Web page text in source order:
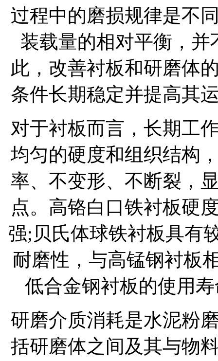
过程中的磨损规律是不
装载量的相对平衡，
此，改善衬板和研磨体
条件长期稳定并提高其
对于衬板而言，长期工
均匀的硬度和组织结构
率、不变形、不断裂，
点。高铬白口铁衬板硬
强;贝氏体球铁衬板具有
耐磨性，与高锰钢衬板
低合金钢衬板的使用
研磨介质消耗是水泥粉
括研磨体之间及其与物